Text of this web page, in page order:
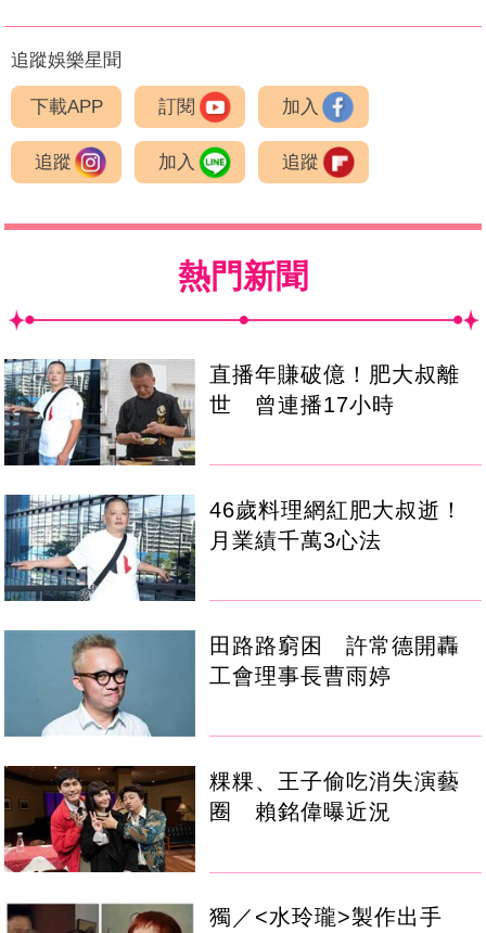
追蹤娛樂星聞
下載APP 訂閱 加入
追蹤 加入 追蹤
熱門新聞
直播年賺破億！肥大叔離
世 曾連播17小時
46歲料理網紅肥大叔逝！
月業績千萬3心法
田路路窮困 許常德開轟
工會理事長曹雨婷
粿粿、王子偷吃消失演藝
圈 賴銘偉曝近況
獨／<水玲瓏>製作出手